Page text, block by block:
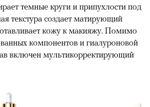
темные круги и припухлости под
текстура создает матирующий
кожу к макияжу. Помимо
компонентов и гиалуроновой
включен мультикорректирующий